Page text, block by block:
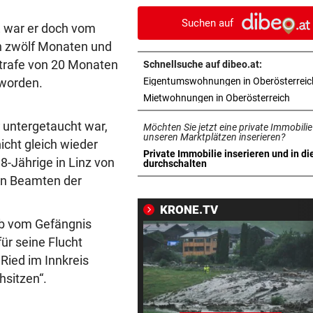
er doch vom
zwölf Monaten und
von 20 Monaten
war,
gleich wieder
Jährige in Linz von
Beamten der
vom Gefängnis
seine Flucht
im Innkreis
geschlossen werden
OBERÖSTERREICH vor
„Wer will mich?“: Diese Tiere
haben kein Zuhause
FEUERWEHR-AUSSTATTER
Waldbrände „befeuern“ das
Geschäft von Rosenbauer
NEUES MODELL
jetzt verschärft
CHEF VON VERSICHERUNG: vor 10
„Ein kalkulierbares Wetter
nicht mehr“
IM STRÖMENDEN REGEN vor
Suchen auf
Schnellsuche auf dibeo.at:
Eigentumswohnungen in
Mietwohnungen in Oberösterreich
Möchten Sie jetzt eine private
unseren Marktplätzen inserieren?
Private Immobilie inserieren und in
durchschalten
in neuem Tab öffnen
KRONE.TV